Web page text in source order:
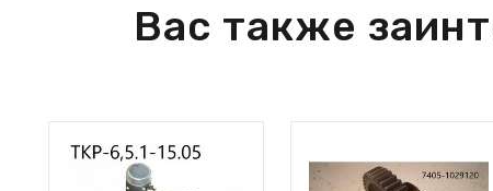
Вас также